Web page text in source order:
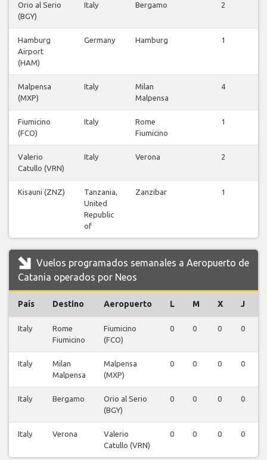
Orio al Serio
(BGY)
Italy Bergamo
2
Hamburg
Airport
(HAM)
Germany Hamburg
1
Malpensa
(MXP)
Italy
Milan
Malpensa
4
Fiumicino
(FCO)
Italy
Rome
Fiumicino
1
Valerio
Catullo (VRN)
Italy Verona
2
Kisauni (ZNZ)
Tanzania,
United
Republic
of
Zanzibar
1
Vuelos programados semanales a Aeropuerto de
Catania operados por Neos
País Destino Aeropuerto L M X J
Italy
Rome
Fiumicino
Fiumicino
(FCO)
0 0 0 0
Italy
Milan
Malpensa
Malpensa
(MXP)
0 0 0 0
Italy Bergamo
Orio al Serio
(BGY)
0 0 0 0
Italy Verona
Valerio
Catullo (VRN)
0 0 0 0